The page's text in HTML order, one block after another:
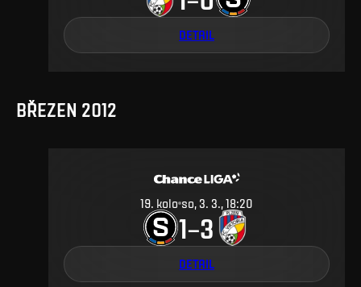
DETAIL
BŘEZEN 2012
19 kolo so, 3. 3., 18:20
1–3
DETAIL